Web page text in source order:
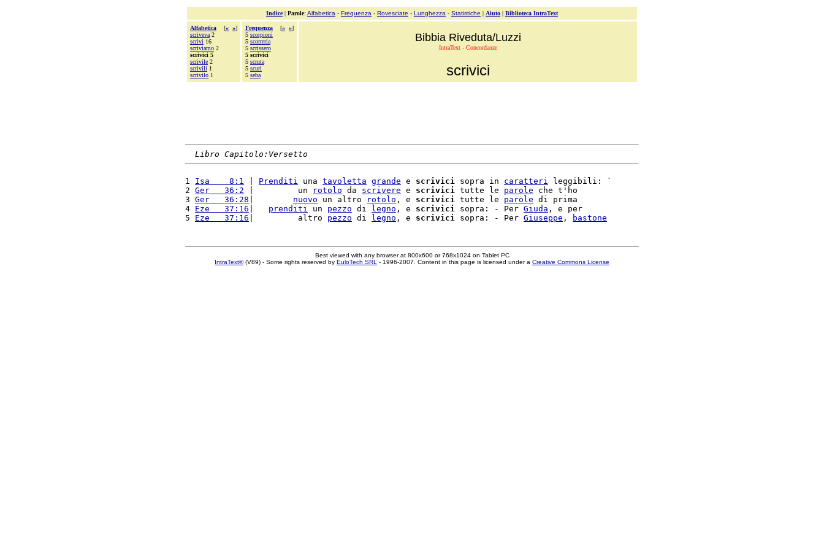
Indice| Parole: Alfabetica - Frequenza - Rovesciate - Lunghezza - Statistiche | Aiuto | Biblioteca IntraText
Alfabetica [« »]
scriveva 2
scrivi 16
scriviamo 2
scrivici 5
scrivile 2
scrivili 1
scrivilo 1
Frequenza [« »]
5 scorpioni
5 scorreria
5 scrissero
5 scrivici
5 scruta
5 scuri
5 seba
Bibbia Riveduta/Luzzi
IntraText - Concordanze
scrivici
Libro Capitolo:Versetto
1 Isa    8:1 Prenditi una tavoletta grande e scrivici sopra in caratteri leggibili: `
2 Ger   36:2 |         un rotolo da scrivere e scrivici tutte le parole che t'ho
3 Ger   36:28 nuovo un altro rotolo , e scrivici tutte le parole di prima
4 Eze   37:16 prenditi un pezzo di legno , e scrivici sopra: - Per Giuda , e per
5 Eze   37:16 |         altro pezzo di legno , e scrivici sopra: - Per Giuseppe , bastone
Best viewed with any browser at 800x600 or 768x1024 on Tablet PC
IntraText®(V89) - Some rights reserved by EuloTech SRL - 1996-2007. Content in this page is licensed under a Creative Commons License